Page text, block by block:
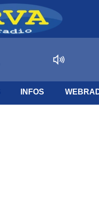
INFOS